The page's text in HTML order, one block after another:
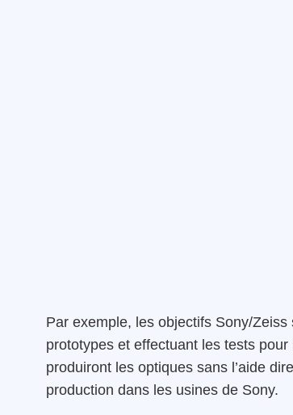
Par exemple, les objectifs Sony/
prototypes et effectuant les tests
produiront les optiques sans l’aide
production dans les usines de Sony.